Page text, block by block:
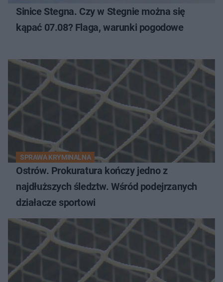
Sinice Stegna. Czy w Stegnie można się
kąpać 07.08? Flaga, warunki pogodowe
SPRAWA KRYMINALNA
Ostrów. Prokuratura kończy jedno z
najdłuższych śledztw. Wśród podejrzanych
działacze sportowi